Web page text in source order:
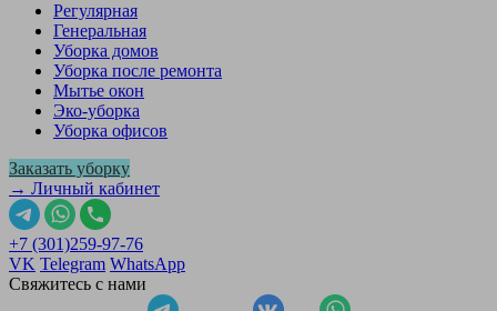
Регулярная
Генеральная
Уборка домов
Уборка после ремонта
Мытье окон
Эко-уборка
Уборка офисов
Заказать уборку
→ Личный кабинет
+7 (301)259-97-76
VK Telegram WhatsApp
Свяжитесь с нами